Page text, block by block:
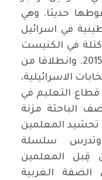
حديثا. وهي
في اسرائيل
في الكنيست
الاسرائيلية منذ انتخابات العام 2015. وانطلاقا من
الاسرائيلية،
قطاع التعليم في
الباحثة مزنة
المعلمين
وتدرس سلسلة
قِبل المعلمين
الغربية